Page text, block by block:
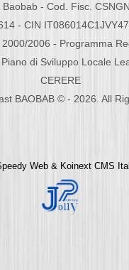
- Cod. Fisc.
- CIN
2006 - Programma
di Sviluppo Locale
CERERE
BAOBAB © - 2026. All
Web & Koinext CMS